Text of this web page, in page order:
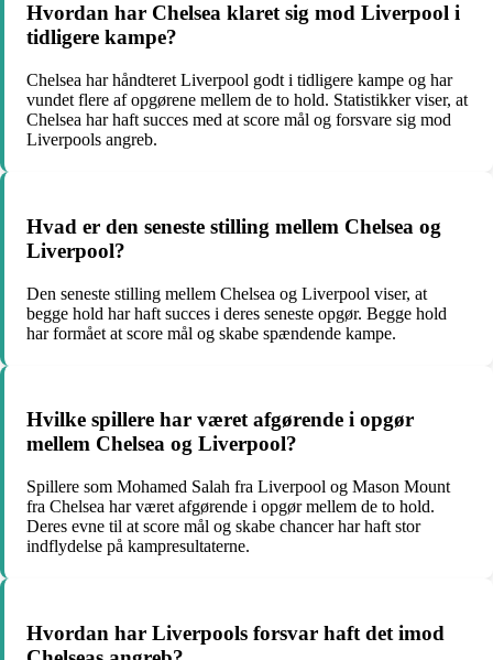
Hvordan har Chelsea klaret sig mod Liverpool i
tidligere kampe?
Chelsea har håndteret Liverpool godt i tidligere kampe og har
vundet flere af opgørene mellem de to hold. Statistikker viser, at
Chelsea har haft succes med at score mål og forsvare sig mod
Liverpools angreb.
Hvad er den seneste stilling mellem Chelsea og
Liverpool?
Den seneste stilling mellem Chelsea og Liverpool viser, at
begge hold har haft succes i deres seneste opgør. Begge hold
har formået at score mål og skabe spændende kampe.
Hvilke spillere har været afgørende i opgør
mellem Chelsea og Liverpool?
Spillere som Mohamed Salah fra Liverpool og Mason Mount
fra Chelsea har været afgørende i opgør mellem de to hold.
Deres evne til at score mål og skabe chancer har haft stor
indflydelse på kampresultaterne.
Hvordan har Liverpools forsvar haft det imod